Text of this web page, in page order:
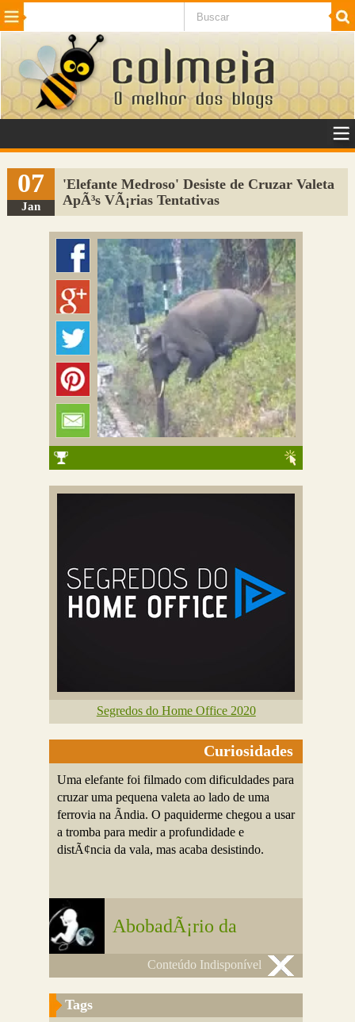
Beleza Cinema e TV
Internet Jogos NotÃ­cias SaÃºde
VeÃ­culos Adulto
Sugerir Link
Adicionar Blog
Colmeia Exchange
Perguntas Frequentes
07
Jan
'Elefante Medroso' Desiste de Cruzar Valeta
ApÃ³s VÃ¡rias Tentativas
Segredos do Home Office 2020
Curiosidades
Uma elefante foi filmado com dificuldades para
cruzar uma pequena valeta ao lado de uma
ferrovia na Ãndia. O paquiderme chegou a usar
a tromba para medir a profundidade e
distÃ¢ncia da vala, mas acaba desistindo.
AbobadÃ¡rio da
Conteúdo Indisponível
Tags